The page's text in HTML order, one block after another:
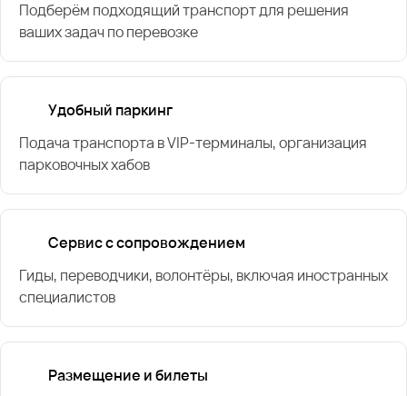
Подберём подходящий транспорт для решения
ваших задач по перевозке
Удобный паркинг
Подача транспорта в VIP-терминалы, организация
парковочных хабов
Сервис с сопровождением
Гиды, переводчики, волонтёры, включая иностранных
специалистов
Размещение и билеты